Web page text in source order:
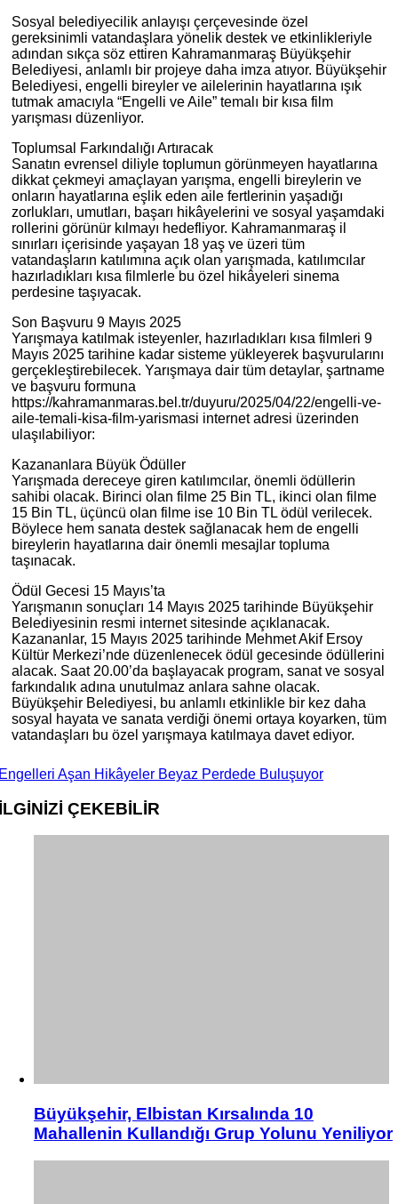
Sosyal belediyecilik anlayışı çerçevesinde özel
gereksinimli vatandaşlara yönelik destek ve etkinlikleriyle
adından sıkça söz ettiren Kahramanmaraş Büyükşehir
Belediyesi, anlamlı bir projeye daha imza atıyor. Büyükşehir
Belediyesi, engelli bireyler ve ailelerinin hayatlarına ışık
tutmak amacıyla “Engelli ve Aile” temalı bir kısa film
yarışması düzenliyor.
Toplumsal Farkındalığı Artıracak
Sanatın evrensel diliyle toplumun görünmeyen hayatlarına
dikkat çekmeyi amaçlayan yarışma, engelli bireylerin ve
onların hayatlarına eşlik eden aile fertlerinin yaşadığı
zorlukları, umutları, başarı hikâyelerini ve sosyal yaşamdaki
rollerini görünür kılmayı hedefliyor. Kahramanmaraş il
sınırları içerisinde yaşayan 18 yaş ve üzeri tüm
vatandaşların katılımına açık olan yarışmada, katılımcılar
hazırladıkları kısa filmlerle bu özel hikâyeleri sinema
perdesine taşıyacak.
Son Başvuru 9 Mayıs 2025
Yarışmaya katılmak isteyenler, hazırladıkları kısa filmleri 9
Mayıs 2025 tarihine kadar sisteme yükleyerek başvurularını
gerçekleştirebilecek. Yarışmaya dair tüm detaylar, şartname
ve başvuru formuna
https://kahramanmaras.bel.tr/duyuru/2025/04/22/engelli-ve-
aile-temali-kisa-film-yarismasi internet adresi üzerinden
ulaşılabiliyor:
Kazananlara Büyük Ödüller
Yarışmada dereceye giren katılımcılar, önemli ödüllerin
sahibi olacak. Birinci olan filme 25 Bin TL, ikinci olan filme
15 Bin TL, üçüncü olan filme ise 10 Bin TL ödül verilecek.
Böylece hem sanata destek sağlanacak hem de engelli
bireylerin hayatlarına dair önemli mesajlar topluma
taşınacak.
Ödül Gecesi 15 Mayıs’ta
Yarışmanın sonuçları 14 Mayıs 2025 tarihinde Büyükşehir
Belediyesinin resmi internet sitesinde açıklanacak.
Kazananlar, 15 Mayıs 2025 tarihinde Mehmet Akif Ersoy
Kültür Merkezi’nde düzenlenecek ödül gecesinde ödüllerini
alacak. Saat 20.00’da başlayacak program, sanat ve sosyal
farkındalık adına unutulmaz anlara sahne olacak.
Büyükşehir Belediyesi, bu anlamlı etkinlikle bir kez daha
sosyal hayata ve sanata verdiği önemi ortaya koyarken, tüm
vatandaşları bu özel yarışmaya katılmaya davet ediyor.
Aşan Hikâyeler Beyaz Perdede Buluşuyor
ÇEKEBİLİR
Büyükşehir, Elbistan Kırsalında 10
Mahallenin Kullandığı Grup Yolunu Yeniliyor